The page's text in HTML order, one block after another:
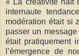
internaute
modération était si
passer un
était pratiquement
l’émergence de